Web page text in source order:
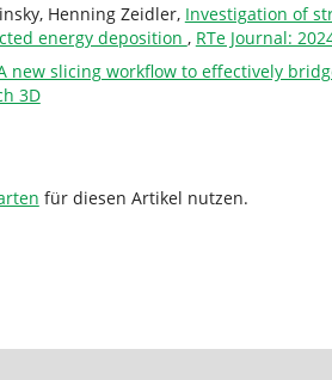
Henning Zeidler, Investigation of
energy deposition , RTe Journal:
new slicing workflow to effectively
3D
für diesen Artikel nutzen.